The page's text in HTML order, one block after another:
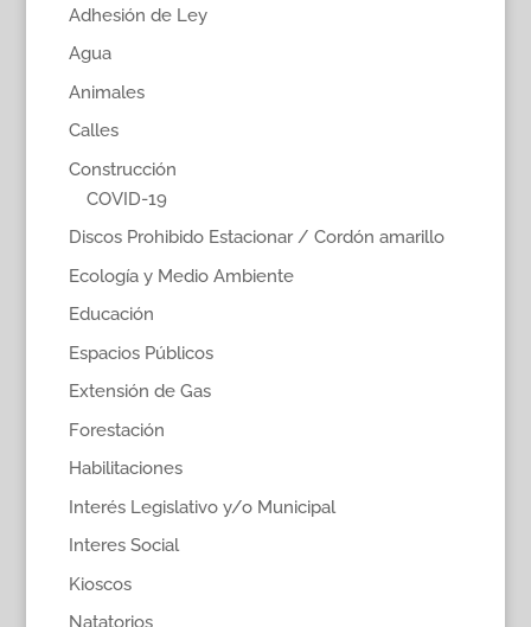
Adhesión de Ley
Agua
Animales
Calles
Construcción
COVID-19
Discos Prohibido Estacionar / Cordón amarillo
Ecología y Medio Ambiente
Educación
Espacios Públicos
Extensión de Gas
Forestación
Habilitaciones
Interés Legislativo y/o Municipal
Interes Social
Kioscos
Natatorios